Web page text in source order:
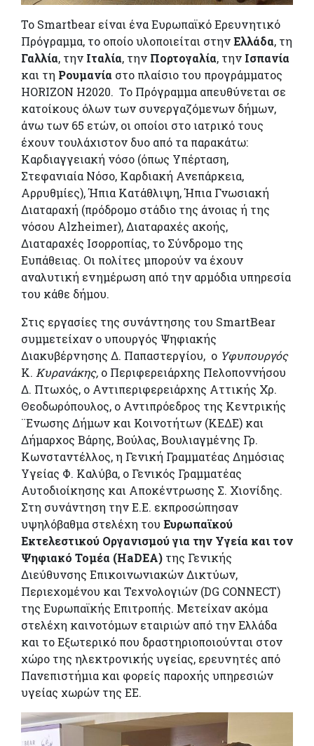
Το Smartbear είναι ένα Ευρωπαϊκό Ερευνητικό
Πρόγραμμα, το οποίο υλοποιείται στηνΕλλάδα, τη
Γαλλία, την Ιταλία, την Πορτογαλία, την Ισπανία
και τη Ρουμανία στο πλαίσιο του προγράμματος
HORIZON H2020. Το Πρόγραμμα απευθύνεται σε
κατοίκους όλων των συνεργαζόμενων δήμων,
άνω των 65 ετών, οι οποίοι στο ιατρικό τους
έχουν τουλάχιστον δυο από τα παρακάτω:
Καρδιαγγειακή νόσο (όπως Υπέρταση,
Στεφανιαία Νόσο, Καρδιακή Ανεπάρκεια,
Αρρυθμίες), Ήπια Κατάθλιψη, Ήπια Γνωσιακή
Διαταραχή (πρόδρομο στάδιο της άνοιας ή της
νόσου Alzheimer), Διαταραχές ακοής,
Διαταραχές Ισορροπίας, το Σύνδρομο της
Ευπάθειας. Οι πολίτες μπορούν να έχουν
αναλυτική ενημέρωση από την αρμόδια υπηρεσία
του κάθε δήμου.
Στις εργασίες της συνάντησης του SmartBear
συμμετείχαν ο υπουργός Ψηφιακής
Διακυβέρνησης Δ. Παπαστεργίου, ο Υφυπουργός
Κ. Κυρανάκης, ο Περιφερειάρχης Πελοποννήσου
Δ. Πτωχός, ο Αντιπεριφερειάρχης Αττικής Χρ.
Θεοδωρόπουλος, ο Αντιπρόεδρος της Κεντρικής
¨Ενωσης Δήμων και Κοινοτήτων (ΚΕΔΕ) και
Δήμαρχος Βάρης, Βούλας, Βουλιαγμένης Γρ.
Κωνσταντέλλος, η Γενική Γραμματέας Δημόσιας
Υγείας Φ. Καλύβα, ο Γενικός Γραμματέας
Αυτοδιοίκησης και Αποκέντρωσης Σ. Χιονίδης.
Στη συνάντηση την Ε.Ε. εκπροσώπησαν
υψηλόβαθμα στελέχη του Ευρωπαϊκού
Εκτελεστικού Οργανισμού για την Υγεία και τον
Ψηφιακό Τομέα (HaDEA) της Γενικής
Διεύθυνσης Επικοινωνιακών Δικτύων,
Περιεχομένου και Τεχνολογιών (DG CONNECT)
της Ευρωπαϊκής Επιτροπής. Μετείχαν ακόμα
στελέχη καινοτόμων εταιριών από την Ελλάδα
και το Εξωτερικό που δραστηριοποιούνται στον
χώρο της ηλεκτρονικής υγείας, ερευνητές από
Πανεπιστήμια και φορείς παροχής υπηρεσιών
υγείας χωρών της ΕΕ.